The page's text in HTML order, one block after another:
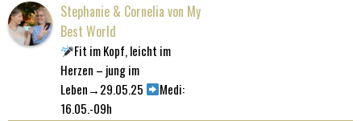
Stephanie & Cornelia von My
Best World
Fit im Kopf, leicht im
Herzen – jung im
Leben→29.05.25
Medi:
16.05.-09h